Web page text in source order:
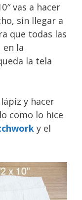
vas a hacer
sin llegar a
que todas las
en la
la tela
y hacer
como lo hice
y el